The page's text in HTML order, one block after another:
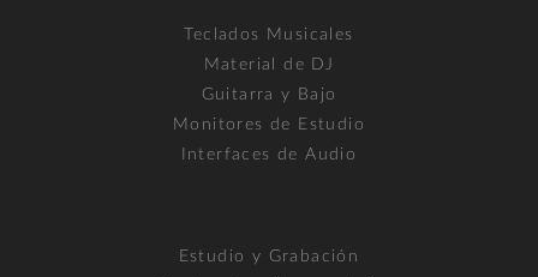
Teclados Musicales
Material de DJ
Guitarra y Bajo
Monitores de Estudio
Interfaces de Audio
Estudio y Grabación